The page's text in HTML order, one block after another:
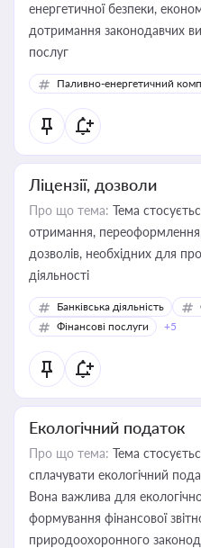
енергетичної безпеки,
дотримання законодавчих
послуг
Паливно-енергетичний
Ліцензії, дозволи
Про що тема: Тема
отримання, переоформлення,
дозволів, необхідних для
діяльності
Банківська діяльність
Фінансові послуги
+5
Екологічний податок
Про що тема: Тема
сплачувати екологічний
Вона важлива для
формування фінансової
природоохоронного